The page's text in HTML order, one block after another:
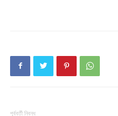
পূর্ববর্তী নিবন্ধ